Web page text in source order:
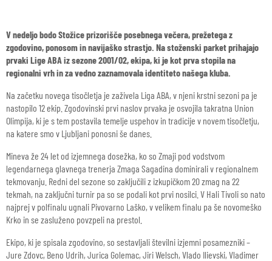
V nedeljo bodo Stožice prizorišče posebnega večera, prežetega z
zgodovino, ponosom in navijaško strastjo. Na stoženski parket prihajajo
prvaki Lige ABA iz sezone 2001/02, ekipa, ki je kot prva stopila na
regionalni vrh in za vedno zaznamovala identiteto našega kluba.
Na začetku novega tisočletja je zaživela Liga ABA, v njeni krstni sezoni pa je
nastopilo 12 ekip. Zgodovinski prvi naslov prvaka je osvojila takratna Union
Olimpija, ki je s tem postavila temelje uspehov in tradicije v novem tisočletju,
na katere smo v Ljubljani ponosni še danes.
Mineva že 24 let od izjemnega dosežka, ko so Zmaji pod vodstvom
legendarnega glavnega trenerja Zmaga Sagadina dominirali v regionalnem
tekmovanju. Redni del sezone so zaključili z izkupičkom 20 zmag na 22
tekmah, na zaključni turnir pa so se podali kot prvi nosilci. V Hali Tivoli so nato
najprej v polfinalu ugnali Pivovarno Laško, v velikem finalu pa še novomeško
Krko in se zasluženo povzpeli na prestol.
Ekipo, ki je spisala zgodovino, so sestavljali številni izjemni posamezniki –
Jure Zdovc, Beno Udrih, Jurica Golemac, Jiri Welsch, Vlado Ilievski, Vladimer